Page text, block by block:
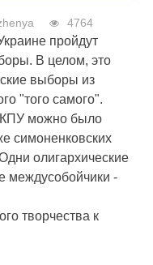
4764
пройдут
В целом, это
выборы из
"того самого".
КПУ можно было
симоненковских
олигархические
междусобойчики -
творчества к